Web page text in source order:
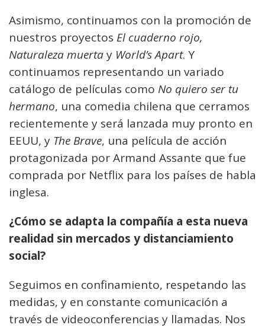
Asimismo, continuamos con la promoción de
nuestros proyectos El cuaderno rojo,
Naturaleza muertay World’s Apart. Y
continuamos representando un variado
catálogo de películas como No quiero ser tu
hermano, una comedia chilena que cerramos
recientemente y será lanzada muy pronto en
EEUU, y The Brave, una película de acción
protagonizada por Armand Assante que fue
comprada por Netflix para los países de habla
inglesa.
¿Cómo se adapta la compañía a esta nueva
realidad sin mercados y distanciamiento
social?
Seguimos en confinamiento, respetando las
medidas, y en constante comunicación a
través de videoconferencias y llamadas. Nos